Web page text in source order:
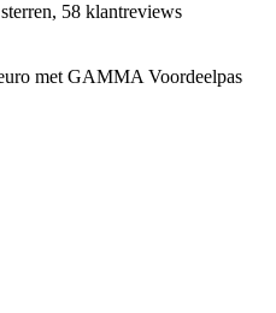
58 klantreviews
met GAMMA Voordeelpas